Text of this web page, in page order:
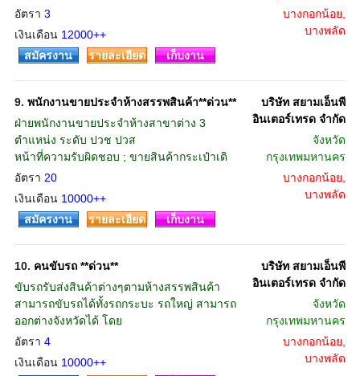
อัตรา 3
เงินเดือน 12000++
บางกอกน้อย,
บางพลัด
สมัครงาน
รายละเอียด เก็บงาน
9. พนักงานขายประจำห้างสรรพสินค้า**ด่วน**
ฝ่ายพนักงานขายประจำห้างสาขาต่าง 3
ตำแหน่ง ระดับ ปวช ปวส
หน้าที่ความรับผิดชอบ ; ขายสินค้ากระเป๋าเดิ
อัตรา 20
เงินเดือน 10000++
บริษัท สยามเอ็นพี
อินเตอร์เทรด จำกัด
จังหวัด
กรุงเทพมหานคร
บางกอกน้อย,
บางพลัด
สมัครงาน
รายละเอียด เก็บงาน
10. คนขับรถ **ด่วน**
ขับรถรับส่งสินค้าต่างๆตามห้างสรรพสินค้า
สามารถขับรถได้ทั้งรถกระบะ รถใหญ่ สามารถ
ออกต่างจังหวัดได้ โดย
อัตรา 4
เงินเดือน 10000++
บริษัท สยามเอ็นพี
อินเตอร์เทรด จำกัด
จังหวัด
กรุงเทพมหานคร
บางกอกน้อย,
บางพลัด